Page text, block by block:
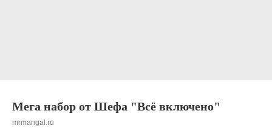
Мега набор от Шефа "Всё включено"
mrmangal.ru